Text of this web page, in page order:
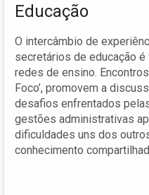
Educação
O intercâmbio de
secretários de educação
redes de ensino.
Foco’, promovem a
desafios enfrentados
gestões administrativas
dificuldades uns dos
conhecimento